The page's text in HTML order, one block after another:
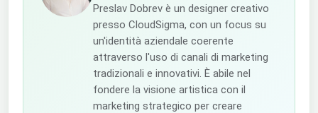
Preslav Dobrev è un designer creativo
presso CloudSigma, con un focus su
un'identità aziendale coerente
attraverso l'uso di canali di marketing
tradizionali e innovativi. È abile nel
fondere la visione artistica con il
marketing strategico per creare